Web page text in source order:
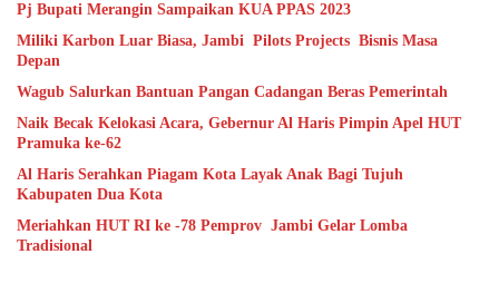
Pj Bupati Merangin Sampaikan KUA PPAS 2023
Miliki Karbon Luar Biasa, Jambi Pilots Projects Bisnis Masa
Depan
Wagub Salurkan Bantuan Pangan Cadangan Beras Pemerintah
Naik Becak Kelokasi Acara, Gebernur Al Haris Pimpin Apel HUT
Pramuka ke-62
Al Haris Serahkan Piagam Kota Layak Anak Bagi Tujuh
Kabupaten Dua Kota
Meriahkan HUT RI ke -78 Pemprov Jambi Gelar Lomba
Tradisional